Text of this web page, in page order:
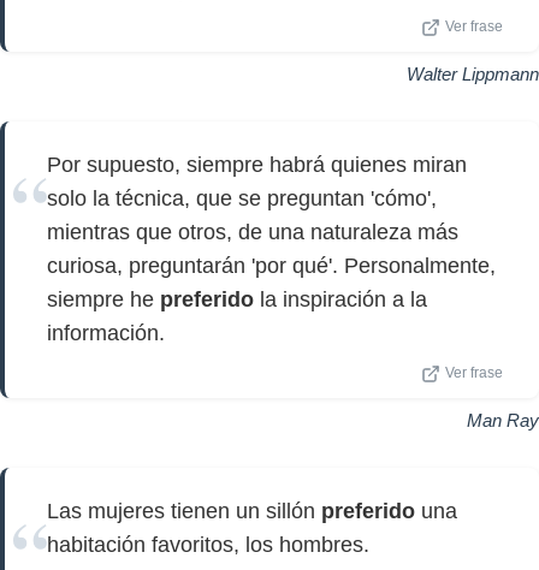
Ver frase
Walter Lippmann
Por supuesto, siempre habrá quienes miran
solo la técnica, que se preguntan 'cómo',
mientras que otros, de una naturaleza más
curiosa, preguntarán 'por qué'. Personalmente,
siempre he preferido la inspiración a la
información.
Ver frase
Man Ray
Las mujeres tienen un sillón preferido una
habitación favoritos, los hombres.